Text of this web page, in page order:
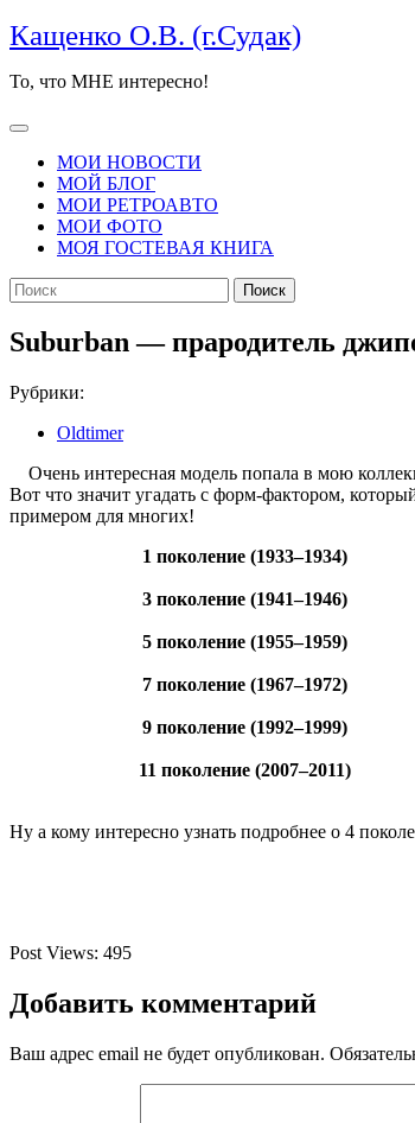
Перейти
к
содержимому
Кащенко О.В. (г.Судак)
То, что МНЕ интересно!
Кнопка
ОткрытьМОИ НОВОСТИ
МОЙ БЛОГ
МОИ РЕТРОАВТО
МОИ ФОТО
МОЯ ГОСТЕВАЯ КНИГА
КНОПКА
ЗАКРЫТЬ
Найти:
Suburban — прародитель
Рубрики:
Oldtimer
Очень интересная модель попала в мою
Вот что значит угадать с форм-фактором,
примером для многих!
1 поколение (1933–1934)
3 поколение (1941–1946)
5 поколение (1955–1959)
7 поколение (1967–1972)
9 поколение (1992–1999)
11 поколение (2007–2011)
Ну а кому интересно узнать подробнее о 4
Post Views: 495
Добавить комментарий
Ваш адрес email не будет опубликован.